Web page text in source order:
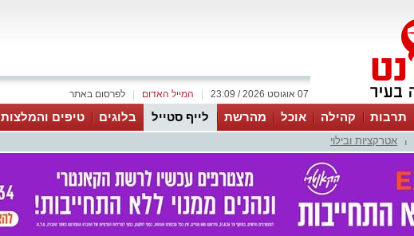
לפרסום באתר המייל האדום 07 אוגוסט 2026 / 23:09
תרבות קהילה אוכל מהרשת לייף סטייל בלוגים טיפים והמלצות
אטרקציות ובילוי